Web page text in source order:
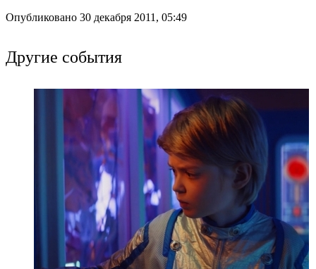
Опубликовано 30 декабря 2011, 05:49
Другие события